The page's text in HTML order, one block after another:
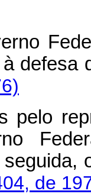
defesa
pelo
de